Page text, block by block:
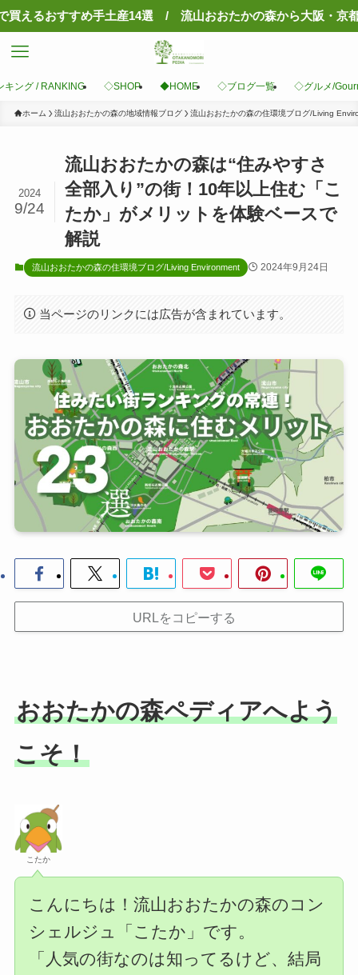
産14選 / 流山おおたかの森から大阪・京都へ！夜行バス「ミ
ング / RANKING ◇SHOP ◆HOME ◇ブログ一覧 ◇グルメ/
ホーム 流山おおたかの森の地域情報ブログ 流山おおたかの森の住環境ブログ/Living
流山おおたかの森は“住みやすさ
全部入り”の街！10年以上住む「こ
たか」がメリットを体験ベースで
解説
2024
9/24
流山おおたかの森の住環境ブログ/Living Environment 2024年9月24日
当ページのリンクには広告が含まれています。
URLをコピーする
おおたかの森ペディアへよう
こそ！
こたか
こんにちは！流山おおたかの森のコン
シェルジュ「こたか」です。
「人気の街なのは知ってるけど、結局